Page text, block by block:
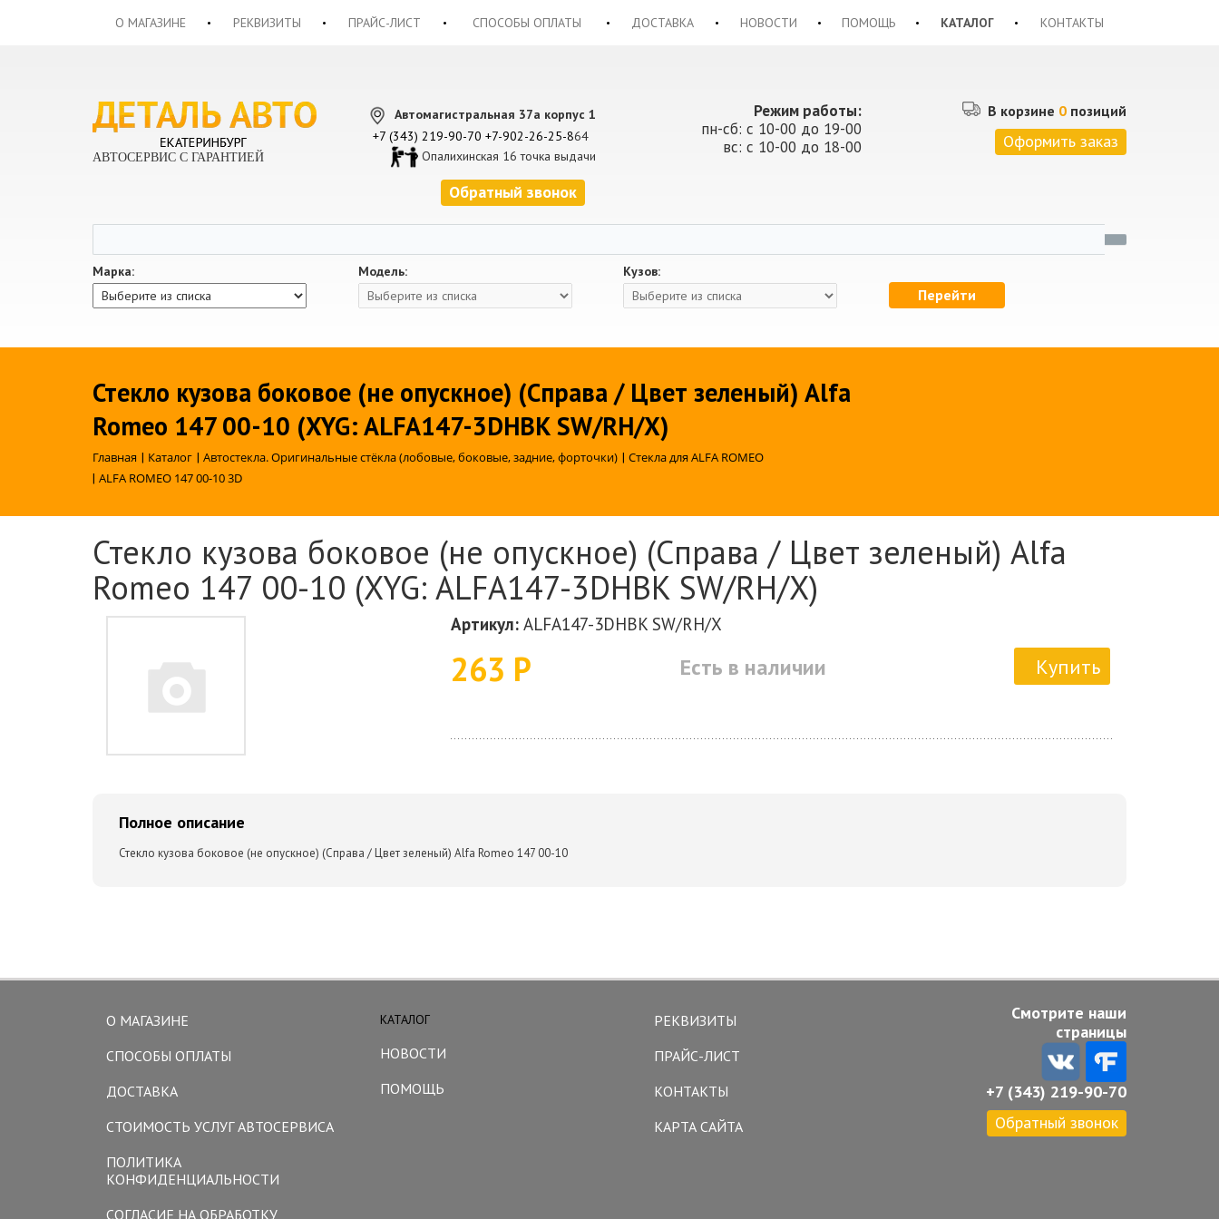
О МАГАЗИНЕ РЕКВИЗИТЫ ПРАЙС-ЛИСТ СПОСОБЫ ОПЛАТЫ ДОСТАВКА НОВОСТИ ПОМОЩЬ КАТАЛОГ КОНТАКТЫ
АВТОСЕРВИС С ГАРАНТИЕЙ
Автомагистральная 37а корпус 1
+7 (343) 219-90-70 +7-902-26-25-864
Опалихинская 16 точка выдачи
Обратный звонок
Режим работы:
пн-сб: с 10-00 до 19-00
вс: с 10-00 до 18-00
В корзине 0 позиций
Оформить заказ
Марка: Модель: Кузов:
Перейти
Стекло кузова боковое (не опускное) (Справа / Цвет зеленый) Alfa
Romeo 147 00-10 (XYG: ALFA147-3DHBK SW/RH/X)
Главная | Каталог | Автостекла. Оригинальные стёкла (лобовые, боковые, задние, форточки) | Стекла для ALFA ROMEO
| ALFA ROMEO 147 00-10 3D
Стекло кузова боковое (не опускное) (Справа / Цвет зеленый) Alfa
Romeo 147 00-10 (XYG: ALFA147-3DHBK SW/RH/X)
Артикул: ALFA147-3DHBK SW/RH/X
263 Р Есть в наличии Купить
Полное описание
Стекло кузова боковое (не опускное) (Справа / Цвет зеленый) Alfa Romeo 147 00-10
О МАГАЗИНЕ
СПОСОБЫ ОПЛАТЫ
ДОСТАВКА
СТОИМОСТЬ УСЛУГ АВТОСЕРВИСА
КАТАЛОГ
НОВОСТИ
ПОМОЩЬ
РЕКВИЗИТЫ
ПРАЙС-ЛИСТ
КОНТАКТЫ
КАРТА САЙТА
ПОЛИТИКА
КОНФИДЕНЦИАЛЬНОСТИ
СОГЛАСИЕ НА ОБРАБОТКУ
Смотрите наши
страницы
+7 (343) 219-90-70
Обратный звонок